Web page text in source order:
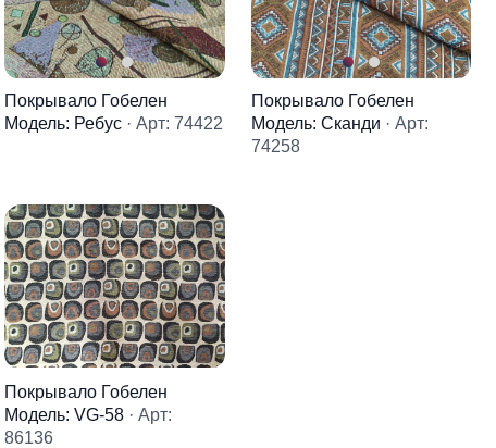
Покрывало Гобелен
Модель: Ребус · Арт: 74422
Покрывало Гобелен
Модель: Сканди · Арт:
74258
Покрывало Гобелен
Модель: VG-58 · Арт:
86136